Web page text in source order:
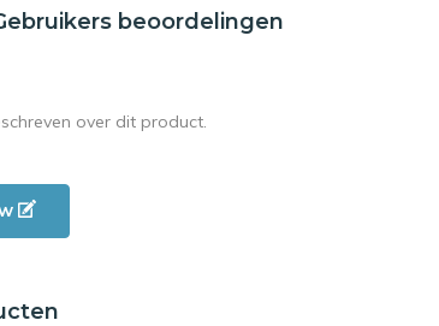
beoordelingen
over dit product.